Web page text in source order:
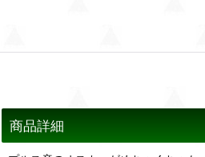
商品詳細